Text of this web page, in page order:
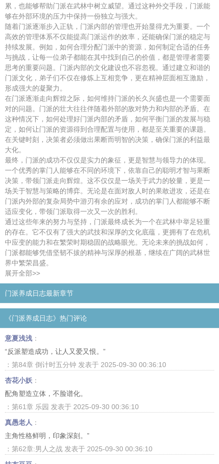
累，也能够帮助门派在武林中树立威望。通过这种外交手段，门派能
够在外部环境的压力中保持一份独立与强大。
随着门派逐渐步入正轨，门派内部的管理也开始显得尤为重要。一个
高效的管理体系不仅能提高门派运作的效率，还能确保门派的稳定与
持续发展。例如，如何合理分配门派中的资源，如何制定合适的任务
与挑战，让每一位弟子都能在其中找到自己的价值，都是管理者需要
思考的重要问题。门派内部的文化建设也不容忽视。通过建立和谐的
门派文化，弟子们不仅在修炼上互相竞争，更在精神层面相互激励，
形成强大的凝聚力。
在门派逐渐走向辉煌之际，如何维持门派的长久兴盛也是一个需要面
对的问题。门派的壮大往往伴随着外部的敌对势力和内部的矛盾。在
这种情况下，如何处理好门派内部的矛盾，如何平衡门派的发展与稳
定，如何让门派的资源得到合理配置与使用，都是至关重要的课题。
在关键时刻，决策者必须做出果断而明智的决策，确保门派的利益最
大化。
最终，门派的成功不仅仅是实力的象征，更是智慧与领导力的体现。
一个优秀的掌门人能够在不同的环境下，依靠自己的聪明才智与果断
决策，带领门派走向辉煌。这不仅仅是一场关于武力的较量，更是一
场关于智慧与策略的博弈。无论是在面对敌人时的果敢进攻，还是在
门派内外部的复杂局势中游刃有余的应对，成功的掌门人都能够不断
适应变化，带领门派取得一次又一次的胜利。
通过这些年来的努力与坚持，门派最终成长为一个在武林中举足轻重
的存在。它不仅有了强大的武技和深厚的文化底蕴，更拥有了在危机
中应变的能力和在繁荣时期稳固的战略眼光。无论未来的挑战如何，
门派都能够凭借坚韧不拔的精神与深厚的根基，继续在广阔的武林世
界中繁荣昌盛。
展开全部>>
门派养成日志最新章节
《门派养成日志》热门评论
意夏浅浅 ：
“反派塑造成功，让人又爱又恨。”
：第84章 倒计时五分钟 发表于 2025-09-30 00:36:10
杏花小妖 ：
配角塑造立体，不脸谱化。
：第61章 乐园 发表于 2025-09-30 00:36:10
真愚老人 ：
主角性格鲜明，印象深刻。”
：第62章:男人之战 发表于 2025-09-30 00:36:10